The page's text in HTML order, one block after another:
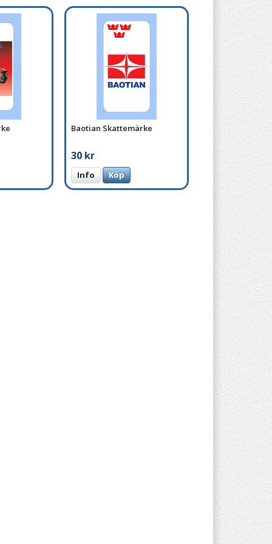
Baotian Skattemärke
30 kr
Info Köp